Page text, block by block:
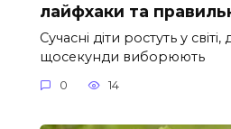
лайфхаки та
Сучасні діти ростуть у світі,
щосекунди виборюють
0 14